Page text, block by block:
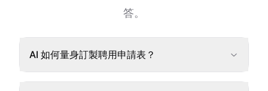
答。
AI 如何量身訂製聘用申請表？